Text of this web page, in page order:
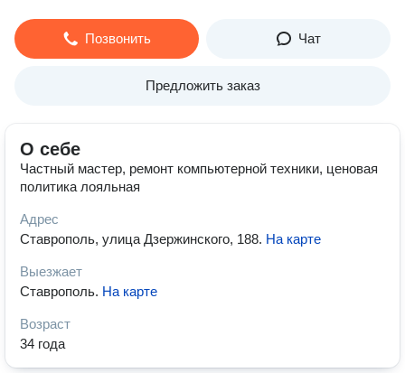
Позвонить Чат
Предложить заказ
О себе
Частный мастер, ремонт компьютерной техники, ценовая
политика лояльная
Адрес
Ставрополь, улица Дзержинского, 188. На карте
Выезжает
Ставрополь. На карте
Возраст
34 года